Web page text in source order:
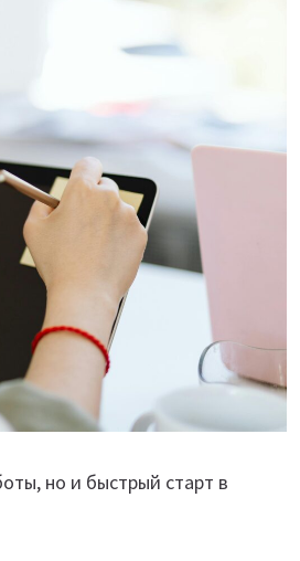
но и быстрый старт в